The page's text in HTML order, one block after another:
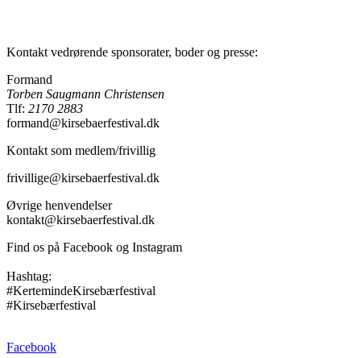
Kontakt vedrørende sponsorater, boder og presse:
Formand
Torben Saugmann Christensen
Tlf: 2170 2883
formand@kirsebaerfestival.dk
Kontakt som medlem/frivillig
frivillige@kirsebaerfestival.dk
Øvrige henvendelser
kontakt@kirsebaerfestival.dk
Find os på Facebook og Instagram
Hashtag:
#KertemindeKirsebærfestival
#Kirsebærfestival
Facebook